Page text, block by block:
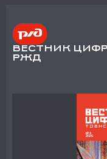
ВЕСТНИК
РЖД